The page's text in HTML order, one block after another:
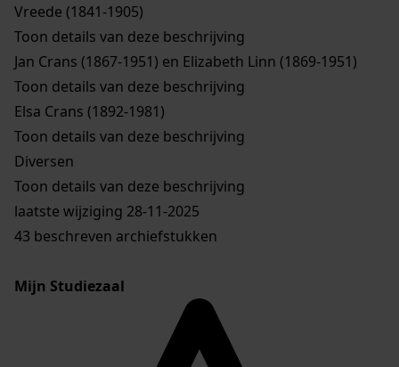
Vreede (1841-1905)
Toon details van deze beschrijving
Jan Crans (1867-1951) en Elizabeth Linn (1869-1951)
Toon details van deze beschrijving
Elsa Crans (1892-1981)
Toon details van deze beschrijving
Diversen
Toon details van deze beschrijving
laatste wijziging 28-11-2025
43 beschreven archiefstukken
Mijn Studiezaal